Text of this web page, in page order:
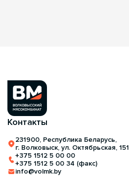
Контакты
231900, Республика Беларусь,
г. Волковыск, ул. Октябрьская, 151
+375 1512 5 00 00
+375 1512 5 00 34 (факс)
info@volmk.by